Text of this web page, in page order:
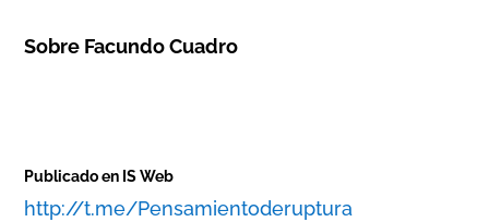
Sobre Facundo Cuadro
Publicado en IS Web
http://t.me/Pensamientoderuptura